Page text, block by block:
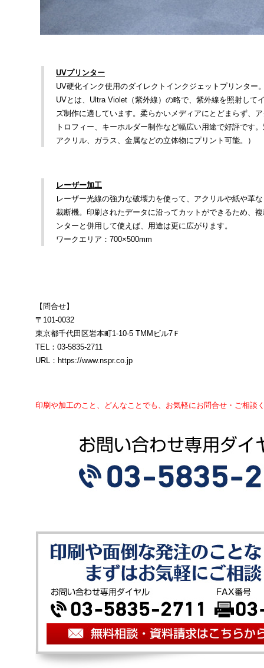
UVプリンター
UV硬化インク使用のダイレクトインクジェットプリンター
UVとは、Ultra Violet（紫外線）の略で、紫外線を照射して
ズ制作に適しています。柔らかいメディアにとどまらず、
トロフィー、キーホルダー制作など幅広い用途で好評です
アクリル、ガラス、金属などの立体物にプリント可能。）
レーザー加工
レーザー光線の強力な破壊力を使って、アクリルや紙や革
裁断機。印刷されたデータに沿ってカットができるため、
ンターと併用して使えば、用途は更に広がります。
ワークエリア：700×500mm
【問合せ】
〒101-0032
東京都千代田区岩本町1-10-5 TMMビル7Ｆ
TEL：03-5835-2711
URL：https://www.nspr.co.jp
印刷や加工のこと、どんなことでも、お気軽にお問合せ・ご相談